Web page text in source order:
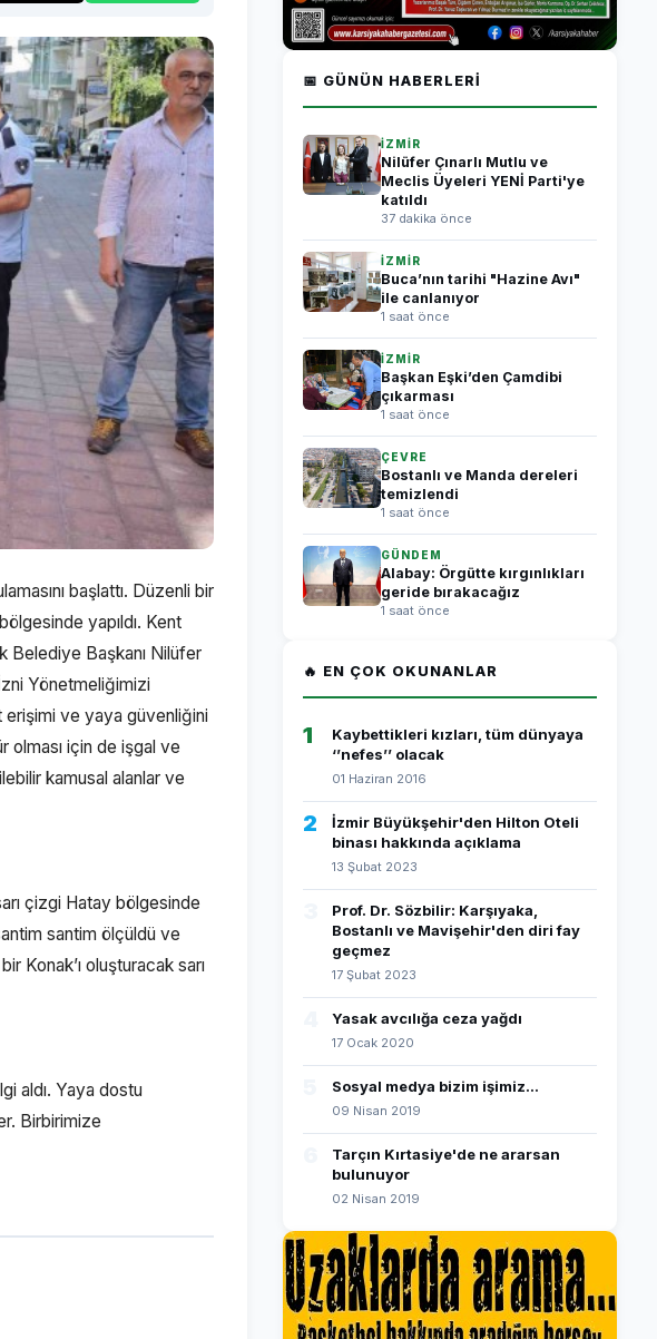
başlattı. Düzenli bir
yapıldı. Kent
Belediye Başkanı Nilüfer
Yönetmeliğimizi
erişimi ve yaya güvenliğini
olması için de işgal ve
kamusal alanlar ve
çizgi Hatay bölgesinde
santim ölçüldü ve
Konak’ı oluşturacak sarı
aldı. Yaya dostu
Birbirimize
📅 GÜNÜN HABERLERI
İZMİR
Nilüfer Çınarlı Mutlu ve
Meclis Üyeleri YENİ Parti'ye
katıldı
37 dakika önce
İZMİR
Buca’nın tarihi "Hazine Avı"
ile canlanıyor
1 saat önce
İZMİR
Başkan Eşki’den Çamdibi
çıkarması
1 saat önce
ÇEVRE
Bostanlı ve Manda dereleri
temizlendi
1 saat önce
GÜNDEM
Alabay: Örgütte kırgınlıkları
geride bırakacağız
1 saat önce
🔥 EN ÇOK OKUNANLAR
1
Kaybettikleri kızları, tüm dünyaya
‘’nefes’’ olacak
01 Haziran 2016
2
İzmir Büyükşehir'den Hilton Oteli
binası hakkında açıklama
13 Şubat 2023
Prof. Dr. Sözbilir: Karşıyaka,
Bostanlı ve Mavişehir'den diri fay
geçmez
17 Şubat 2023
Yasak avcılığa ceza yağdı
17 Ocak 2020
Sosyal medya bizim işimiz...
09 Nisan 2019
Tarçın Kırtasiye'de ne ararsan
bulunuyor
02 Nisan 2019